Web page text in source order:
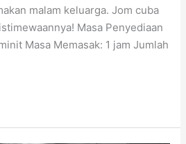
malam keluarga. Jom cuba
Masa Penyediaan
Masa Memasak: 1 jam Jumlah